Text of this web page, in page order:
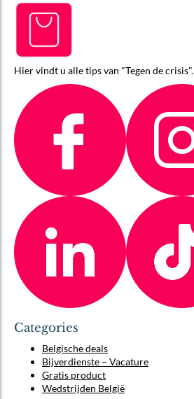
Hier vindt u alle tips van "Tegen de crisis".
Categories
Belgische deals
Bijverdienste – Vacature
Gratis product
Wedstrijden België